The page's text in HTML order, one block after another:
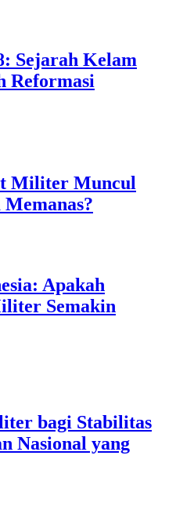
Sejarah Kelam
Reformasi
Militer Muncul
Memanas?
Apakah
Semakin
bagi Stabilitas
Nasional yang